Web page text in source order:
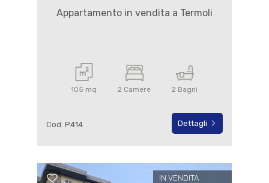
Appartamento in vendita a Termoli
105 mq 2 Camere 2 Bagni
Cod. P414 Dettagli
IN VENDITA